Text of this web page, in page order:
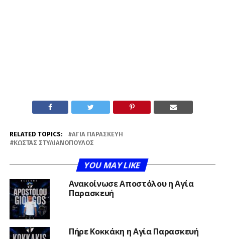
RELATED TOPICS:
ΑΓΊΑ ΠΑΡΑΣΚΕΥΉ
ΚΏΣΤΑΣ ΣΤΥΛΙΑΝΌΠΟΥΛΟΣ
YOU MAY LIKE
Ανακοίνωσε Αποστόλου η Αγία
Παρασκευή
Πήρε Κοκκάκη η Αγία Παρασκευή